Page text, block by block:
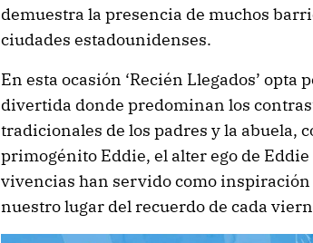
demuestra la presencia de muchos
ciudades estadounidenses.
En esta ocasión ‘Recién Llegados’
divertida donde predominan los
tradicionales de los padres y la abuela,
primogénito Eddie, el alter ego de
vivencias han servido como inspiración
nuestro lugar del recuerdo de cada